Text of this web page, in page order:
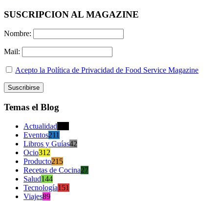
SUSCRIPCION AL MAGAZINE
Nombre:
Mail:
Acepto la Política de Privacidad de Food Service Magazine
Temas el Blog
Actualidad
Eventos211
Libros y Guías42
Ocio312
Producto215
Recetas de Cocina27
Salud144
Tecnología151
Viajes89